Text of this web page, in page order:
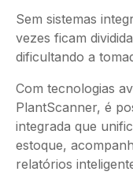
Sem sistemas
vezes ficam
dificultando a
Com tecnologias
PlantScanner, é
integrada que
estoque,
relatórios